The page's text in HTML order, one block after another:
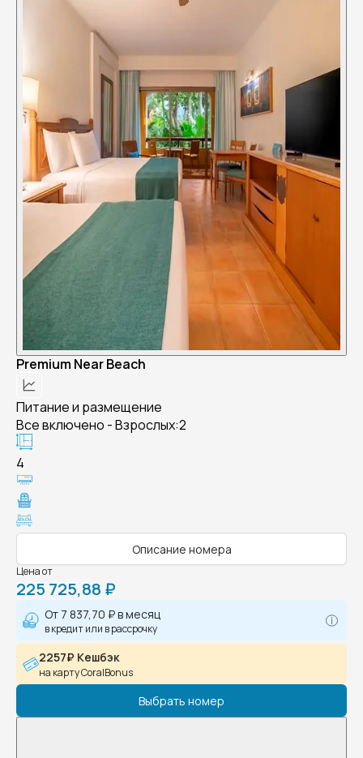
Premium Near Beach
Питание и размещение
Все включено - Взрослых:2
4
Описание номера
Цена от
225 725,88 ₽
От 7 837,70 ₽в месяц
в кредит или в рассрочку
2257₽ Кешбэк
на карту CoralBonus
Выбрать номер